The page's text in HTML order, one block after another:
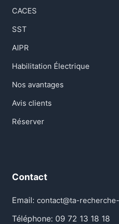
CACES
SST
AIPR
Habilitation Électrique
Nos avantages
Avis clients
Réserver
Contact
Email: contact@ta-
Téléphone: 09 72 13 18 18